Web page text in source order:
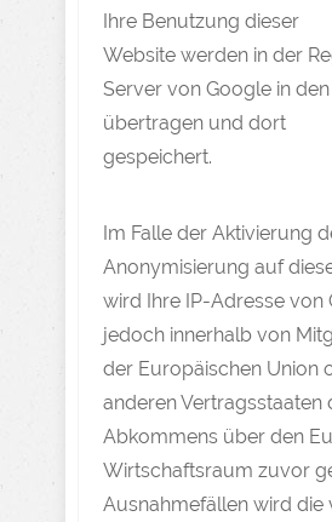
Ihre Benutzung dieser
Website werden in der
Server von Google in
übertragen und dort
gespeichert.
Im Falle der Aktivierung
Anonymisierung auf
wird Ihre IP-Adresse von
jedoch innerhalb von
der Europäischen Union
anderen Vertragsstaaten
Abkommens über den
Wirtschaftsraum zuvor
Ausnahmefällen wird die